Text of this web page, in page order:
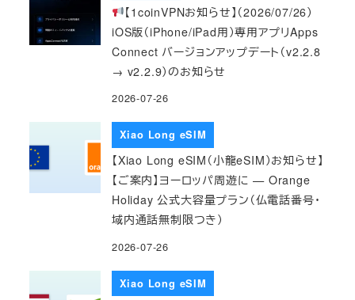
【1coinVPNお知らせ】（2026/07/26）
iOS版（iPhone/iPad用）専用アプリApps
Connect バージョンアップデート（v2.2.8
→ v2.2.9）のお知らせ
2026-07-26
Xiao Long eSIM
【Xiao Long eSIM（小龍eSIM）お知らせ】
【ご案内】ヨーロッパ周遊に — Orange
Holiday 公式大容量プラン（仏電話番号・
域内通話無制限つき）
2026-07-26
Xiao Long eSIM